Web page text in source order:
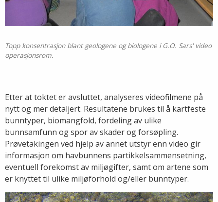
Topp konsentrasjon blant geologene og biologene i G.O. Sars' video
operasjonsrom.
Etter at toktet er avsluttet, analyseres videofilmene på
nytt og mer detaljert. Resultatene brukes til å kartfeste
bunntyper, biomangfold, fordeling av ulike
bunnsamfunn og spor av skader og forsøpling.
Prøvetakingen ved hjelp av annet utstyr enn video gir
informasjon om havbunnens partikkelsammensetning,
eventuell forekomst av miljøgifter, samt om artene som
er knyttet til ulike miljøforhold og/eller bunntyper.